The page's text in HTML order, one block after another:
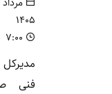
مدیرکل امور
فنی صندوق